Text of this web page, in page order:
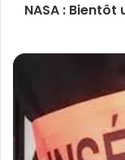
NASA :